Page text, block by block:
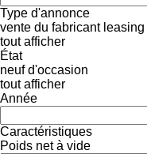
Type d'annonce
vente du fabricant leasing
tout afficher
État
neuf d'occasion
tout afficher
Année
Caractéristiques
Poids net à vide